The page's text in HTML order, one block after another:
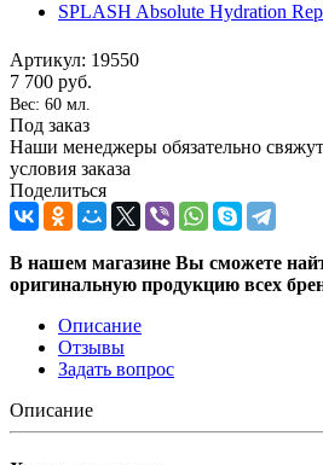
Артикул: 19550
7 700 руб.
Вес: 60 мл.
Под заказ
Наши менеджеры обязательно
условия заказа
Поделиться
В нашем магазине Вы сможете
оригинальную продукцию всех
Описание
Отзывы
Задать вопрос
Описание